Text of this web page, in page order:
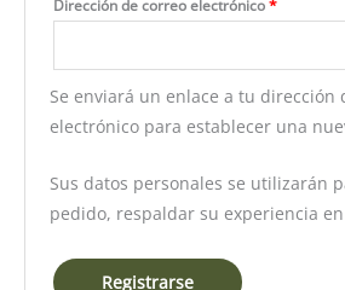
Dirección de correo electrónico*
Se enviará un enlace a tu dirección
electrónico para establecer una
Sus datos personales se utilizarán
pedido, respaldar su experiencia
Registrarse